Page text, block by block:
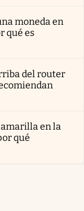
moneda en
qué es
del router
en la
qué